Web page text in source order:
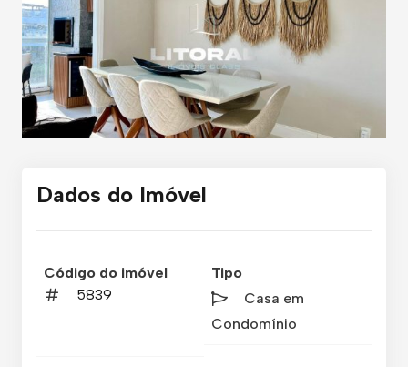
Dados do Imóvel
Código do imóvel
5839
Tipo
Casa em
Condomínio